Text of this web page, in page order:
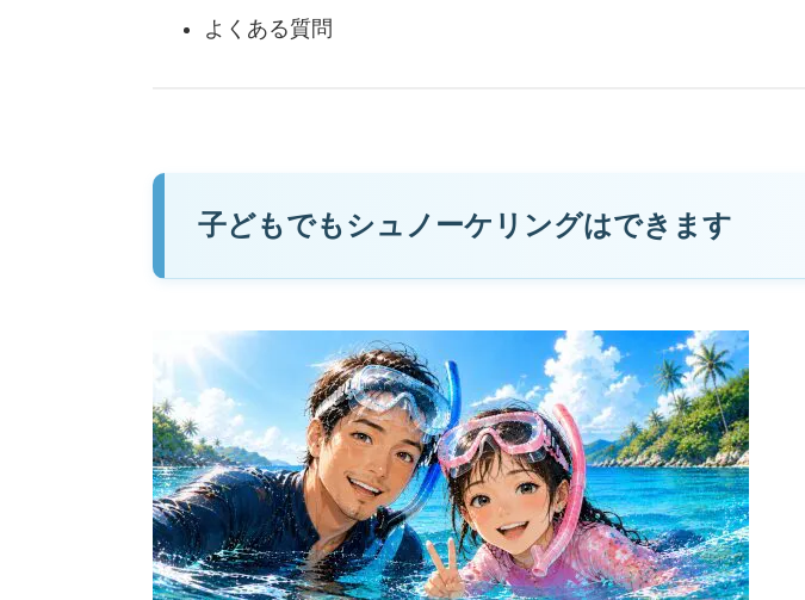
よくある質問
子どもでもシュノーケリングはできます